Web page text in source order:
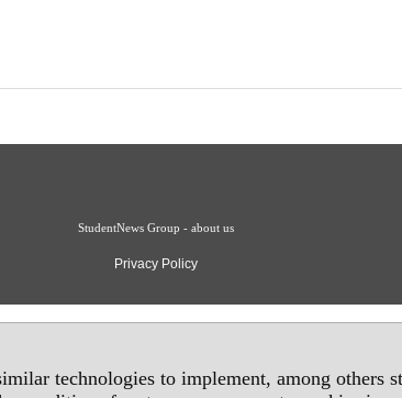
technologies to implement, among others
StudentNews Group - about us
Privacy Policy